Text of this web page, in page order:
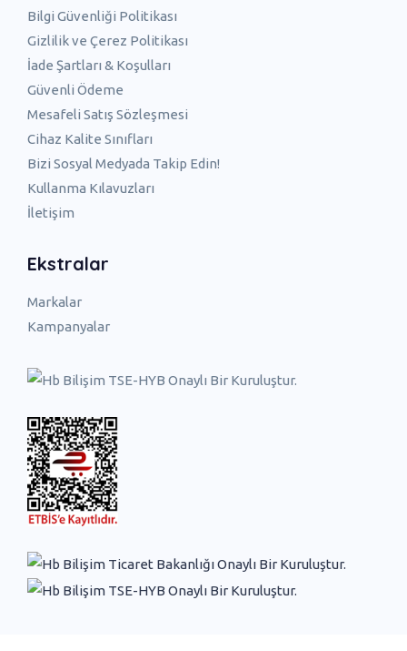
Bilgi Güvenliği Politikası
Gizlilik ve Çerez Politikası
İade Şartları & Koşulları
Güvenli Ödeme
Mesafeli Satış Sözleşmesi
Cihaz Kalite Sınıfları
Bizi Sosyal Medyada Takip Edin!
Kullanma Kılavuzları
İletişim
Ekstralar
Markalar
Kampanyalar